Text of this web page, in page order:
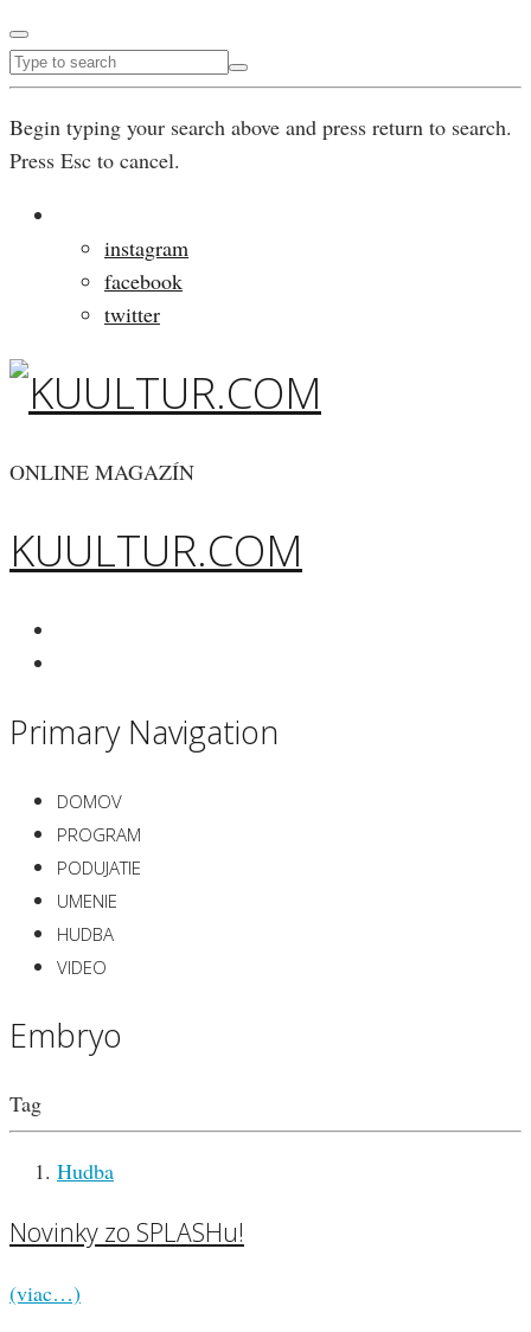
Begin typing your search above and press return to search.
Press Esc to cancel.
instagram
facebook
twitter
ONLINE MAGAZÍN
KUULTUR.COM
Primary Navigation
DOMOV
PROGRAM
PODUJATIE
UMENIE
HUDBA
VIDEO
Embryo
Tag
Hudba
Novinky zo SPLASHu!
(viac…)